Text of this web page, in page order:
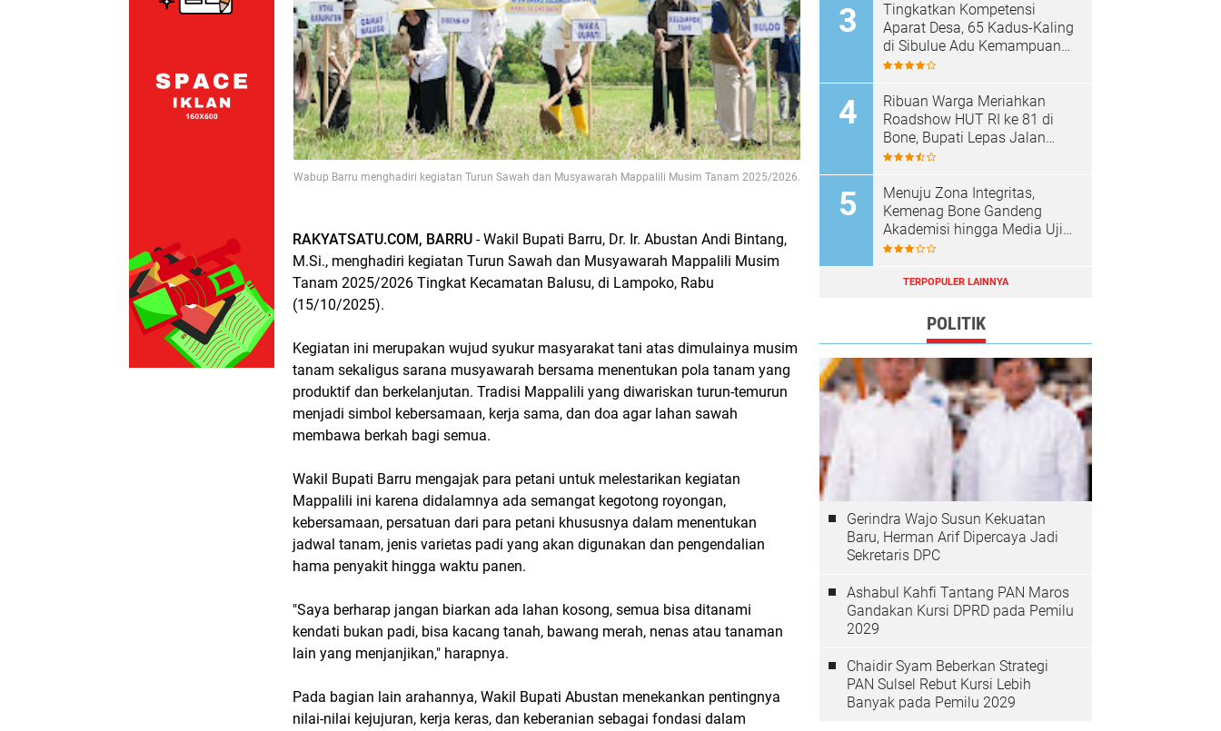
Wabup Barru menghadiri kegiatan Turun Sawah dan Musyawarah Mappalili Musim Tanam 2025/2026.
RAKYATSATU.COM, BARRU - Wakil Bupati Barru, Dr. Ir. Abustan Andi Bintang,
M.Si., menghadiri kegiatan Turun Sawah dan Musyawarah Mappalili Musim
Tanam 2025/2026 Tingkat Kecamatan Balusu, di Lampoko, Rabu
(15/10/2025).
Kegiatan ini merupakan wujud syukur masyarakat tani atas dimulainya musim
tanam sekaligus sarana musyawarah bersama menentukan pola tanam yang
produktif dan berkelanjutan. Tradisi Mappalili yang diwariskan turun-temurun
menjadi simbol kebersamaan, kerja sama, dan doa agar lahan sawah
membawa berkah bagi semua.
Wakil Bupati Barru mengajak para petani untuk melestarikan kegiatan
Mappalili ini karena didalamnya ada semangat kegotong royongan,
kebersamaan, persatuan dari para petani khususnya dalam menentukan
jadwal tanam, jenis varietas padi yang akan digunakan dan pengendalian
hama penyakit hingga waktu panen.
"Saya berharap jangan biarkan ada lahan kosong, semua bisa ditanami
kendati bukan padi, bisa kacang tanah, bawang merah, nenas atau tanaman
lain yang menjanjikan," harapnya.
Pada bagian lain arahannya, Wakil Bupati Abustan menekankan pentingnya
nilai-nilai kejujuran, kerja keras, dan keberanian sebagai fondasi dalam
Tingkatkan Kompetensi
Aparat Desa, 65 Kadus-Kaling
di Sibulue Adu Kemampuan
Berpidato
Ribuan Warga Meriahkan
Roadshow HUT RI ke 81 di
Bone, Bupati Lepas Jalan
Santai
Menuju Zona Integritas,
Kemenag Bone Gandeng
Akademisi hingga Media Uji
Standar Pelayanan
TERPOPULER LAINNYA
POLITIK
Gerindra Wajo Susun Kekuatan
Baru, Herman Arif Dipercaya Jadi
Sekretaris DPC
Ashabul Kahfi Tantang PAN Maros
Gandakan Kursi DPRD pada Pemilu
2029
Chaidir Syam Beberkan Strategi
PAN Sulsel Rebut Kursi Lebih
Banyak pada Pemilu 2029